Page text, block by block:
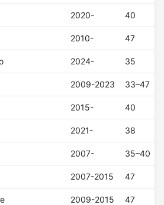
2020- 40
2010- 47
2024- 35
2009-2023 33–47
2015- 40
2021- 38
2007- 35–40
2007-2015 47
2009-2015 47